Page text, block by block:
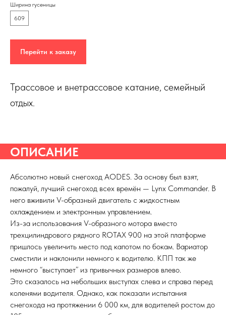
Ширина гусеницы
609
Перейти к заказу
Трассовое и внетрассовое катание, семейный
отдых.
ОПИСАНИЕ
Абсолютно новый снегоход AODES. За основу был взят,
пожалуй, лучший снегоход всех времён — Lynx Commander. В
него вживили V-образный двигатель с жидкостным
охлаждением и электронным управлением.
Из-за использования V-образного мотора вместо
трехцилиндрового рядного ROTAX 900 на этой платформе
пришлось увеличить место под капотом по бокам. Вариатор
сместили и наклонили немного к водителю. КПП так же
немного “выступает” из привычных размеров влево.
Это сказалось на небольших выступах слева и справа перед
коленями водителя. Однако, как показали испытания
снегохода на протяжении 6 000 км, для водителей ростом до